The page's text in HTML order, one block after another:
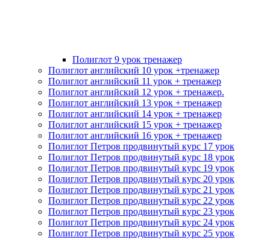
Полиглот 9 урок тренажер
Полиглот английский 10 урок +тренажер
Полиглот английский 11 урок + тренажер
Полиглот английский 12 урок + тренажер.
Полиглот английский 13 урок + тренажер
Полиглот английский 14 урок + тренажер
Полиглот английский 15 урок + тренажер
Полиглот английский 16 урок + тренажер
Полиглот Петров продвинутый курс 17 урок
Полиглот Петров продвинутый курс 18 урок
Полиглот Петров продвинутый курс 19 урок
Полиглот Петров продвинутый курс 20 урок
Полиглот Петров продвинутый курс 21 урок
Полиглот Петров продвинутый курс 22 урок
Полиглот Петров продвинутый курс 23 урок
Полиглот Петров продвинутый курс 24 урок
Полиглот Петров продвинутый курс 25 урок